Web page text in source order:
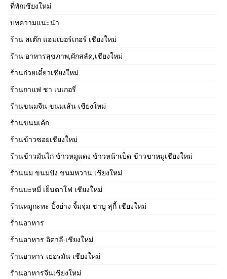
ที่พักเชียงใหม่
บทความแนะนำ
ร้าน สเต๊ก แฮมเบอร์เกอร์ เชียงใหม่
ร้าน อาหารสุขภาพ,ผักสลัด,เชียงใหม่
ร้านก๋วยเตี๋ยวเชียงใหม่
ร้านกาแฟ ชา เบเกอรี่
ร้านขนมจีน ขนมเส้น เชียงใหม่
ร้านขนมเค้ก
ร้านข้าวซอยเชียงใหม่
ร้านข้าวมันไก่ ข้าวหมูแดง ข้าวหน้าเป็ด ข้าวขาหมูเชียงใหม่
ร้านนม ขนมปัง ขนมหวาน เชียงใหม่
ร้านบะหมี่ เย็นตาโฟ เชียงใหม่
ร้านหมูกะทะ ปิ้งย่าง จิ้มจุ่ม ชาบู สุกี้ เชียงใหม่
ร้านอาหาร
ร้านอาหาร อิตาลี เชียงใหม่
ร้านอาหาร เยอรมัน เชียงใหม่
ร้านอาหารจีนเชียงใหม่